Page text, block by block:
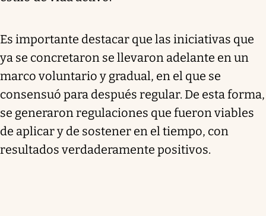
Es importante destacar que las iniciativas que
ya se concretaron se llevaron adelante en un
marco voluntario y gradual, en el que se
consensuó para después regular. De esta forma,
se generaron regulaciones que fueron viables
de aplicar y de sostener en el tiempo, con
resultados verdaderamente positivos.